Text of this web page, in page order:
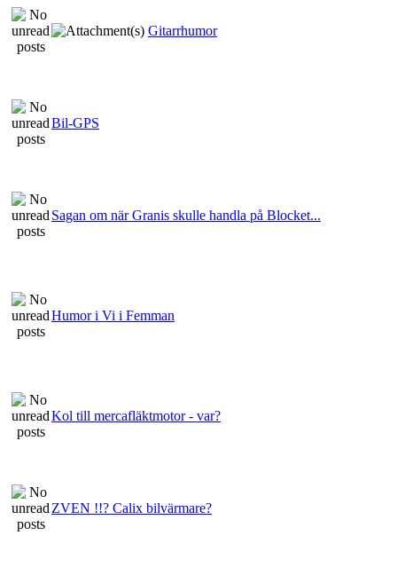
Gitarrhumor
Bil-GPS
Sagan om när Granis skulle handla på Blocket...
Humor i Vi i Femman
Kol till mercafläktmotor - var?
ZVEN !!? Calix bilvärmare?